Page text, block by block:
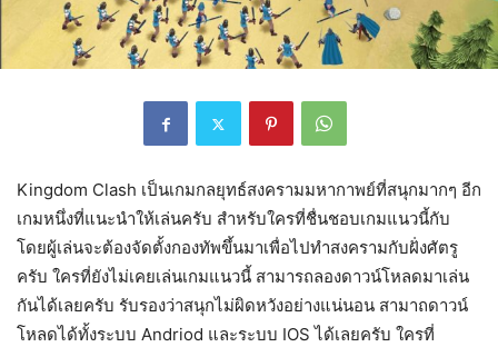
Kingdom Clash เป็นเกมกลยุทธ์สงครามมหากาพย์ที่สนุกมากๆ อีก
เกมหนึ่งที่แนะนำให้เล่นครับ สำหรับใครที่ชื่นชอบเกมแนวนี้กับ
โดยผู้เล่นจะต้องจัดตั้งกองทัพขึ้นมาเพื่อไปทำสงครามกับฝั่งศัตรู
ครับ ใครที่ยังไม่เคยเล่นเกมแนวนี้ สามารถลองดาวน์โหลดมาเล่น
กันได้เลยครับ รับรองว่าสนุกไม่ผิดหวังอย่างแน่นอน สามาถดาวน์
โหลดได้ทั้งระบบ Andriod และระบบ IOS ได้เลยครับ ใครที่